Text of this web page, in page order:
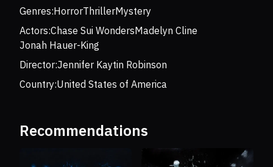
Genres:HorrorThrillerMystery
Actors:Chase Sui WondersMadelyn Cline
Jonah Hauer-King
Director:Jennifer Kaytin Robinson
Country:United States of America
Recommendations